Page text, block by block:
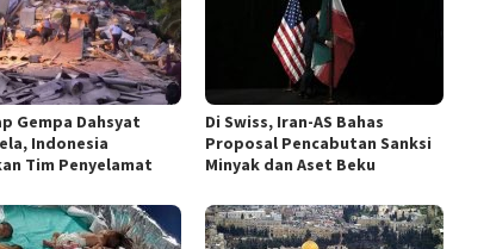
Gempa Dahsyat
Indonesia
Tim Penyelamat
Di Swiss, Iran-AS Bahas
Proposal Pencabutan Sanksi
Minyak dan Aset Beku